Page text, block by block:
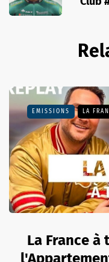
EMISSIONS LA
La France